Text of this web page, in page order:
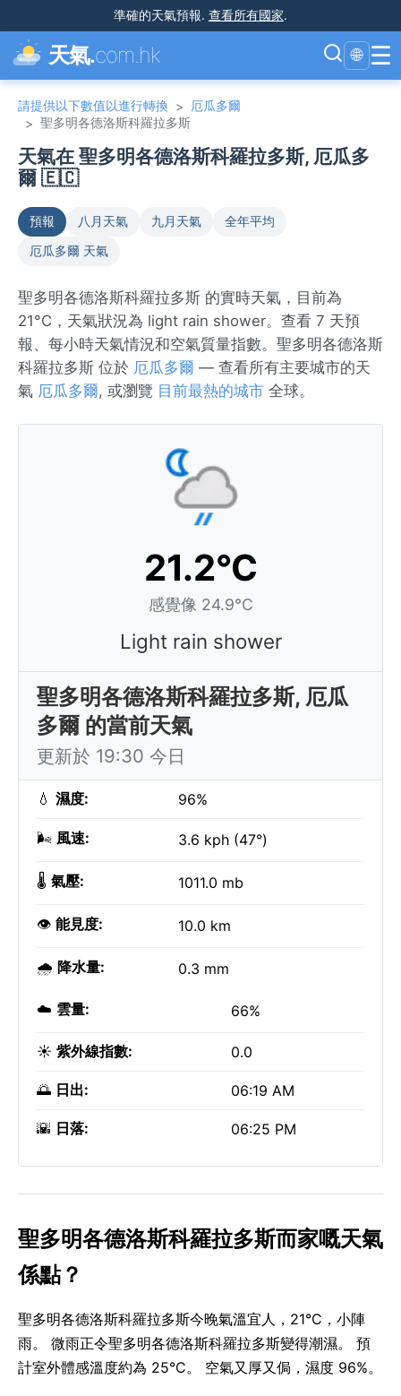
準確的天氣預報. 查看所有國家.
天氣.com.hk 🌐 ☰
請提供以下數值以進行轉換 >
厄瓜多爾
> 聖多明各德洛斯科羅拉多斯
天氣在 聖多明各德洛斯科羅拉多斯, 厄瓜多
爾 🇪🇨
預報 八月天氣 九月天氣
全年平均
厄瓜多爾 天氣
聖多明各德洛斯科羅拉多斯 的實時天氣，目前為
21°C，天氣狀況為 light rain shower。查看 7 天預
報、每小時天氣情況和空氣質量指數。聖多明各德洛斯
科羅拉多斯 位於 厄瓜多爾 — 查看所有主要城市的天
氣 厄瓜多爾, 或瀏覽 目前最熱的城市 全球。
21.2°C
感覺像 24.9°C
Light rain shower
聖多明各德洛斯科羅拉多斯, 厄瓜
多爾 的當前天氣
更新於 19:30 今日
💧 濕度: 96%
🌬️ 風速: 3.6 kph (47°)
🌡️ 氣壓: 1011.0 mb
👁️ 能見度: 10.0 km
🌧️ 降水量: 0.3 mm
☁️ 雲量: 66%
☀️ 紫外線指數: 0.0
🌅 日出: 06:19 AM
🌇 日落: 06:25 PM
聖多明各德洛斯科羅拉多斯而家嘅天氣
係點？
聖多明各德洛斯科羅拉多斯今晚氣溫宜人，21°C，小陣
雨。 微雨正令聖多明各德洛斯科羅拉多斯變得潮濕。 預
計室外體感溫度約為 25°C。 空氣又厚又侷，濕度 96%。